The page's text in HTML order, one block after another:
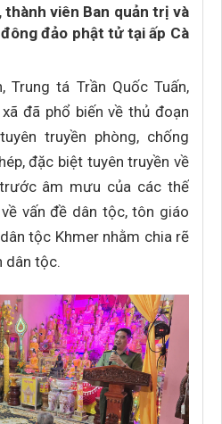
viên Ban quản trị và
đảo phật tử tại ấp Cà
Trung tá Trần Quốc Tuấn,
đã phổ biến về thủ đoạn
truyền phòng, chống
đặc biệt tuyên truyền về
âm mưu của các thế
vấn đề dân tộc, tôn giáo
tộc Khmer nhằm chia rẽ
dân tộc.